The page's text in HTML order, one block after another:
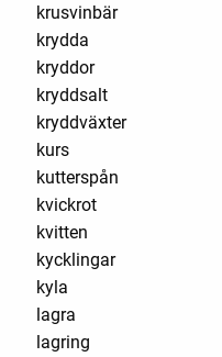
krusvinbär
krydda
kryddor
kryddsalt
kryddväxter
kurs
kutterspån
kvickrot
kvitten
kycklingar
kyla
lagra
lagring